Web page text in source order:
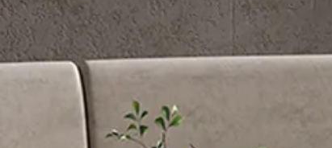
ローテーブル・セ
ダイニングテーブル